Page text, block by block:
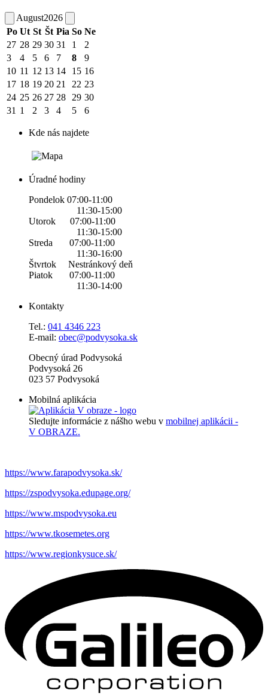
August2026
Po Ut St Št Pia So Ne
27 28 29 30 31 1
2
3
4 5 6 7 8
9
10 11 12 13 14 15 16
17 18 19 20 21 22 23
24 25 26 27 28 29 30
31 1 2 3 4 5 6
Kde nás najdete
Úradné hodiny
Pondelok 07:00-11:00
11:30-15:00
Utorok 07:00-11:00
11:30-15:00
Streda 07:00-11:00
11:30-16:00
Štvrtok Nestránkový deň
Piatok 07:00-11:00
11:30-14:00
Kontakty
Tel.: 041 4346 223
E-mail: obec@podvysoka.sk
Obecný úrad Podvysoká
Podvysoká 26
023 57 Podvysoká
Mobilná aplikácia
Sledujte informácie z nášho webu v mobilnej aplikácii -
V OBRAZE.
https://www.farapodvysoka.sk/
https://zspodvysoka.edupage.org/
https://www.mspodvysoka.eu
https://www.tkosemetes.org
https://www.regionkysuce.sk/